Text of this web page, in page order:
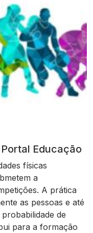
Educação
físicas
a
A prática
as pessoas e até
de
para a formação